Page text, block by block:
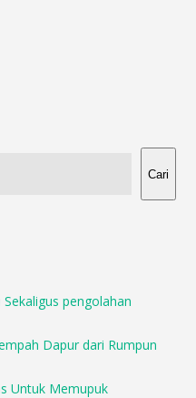
Cari
pengolahan
Dapur dari Rumpun
Untuk Memupuk